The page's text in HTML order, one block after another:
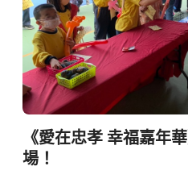
《愛在忠孝 幸福嘉年
場！